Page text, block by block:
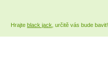
Hrajte black jack , určitě vás bude bavit!